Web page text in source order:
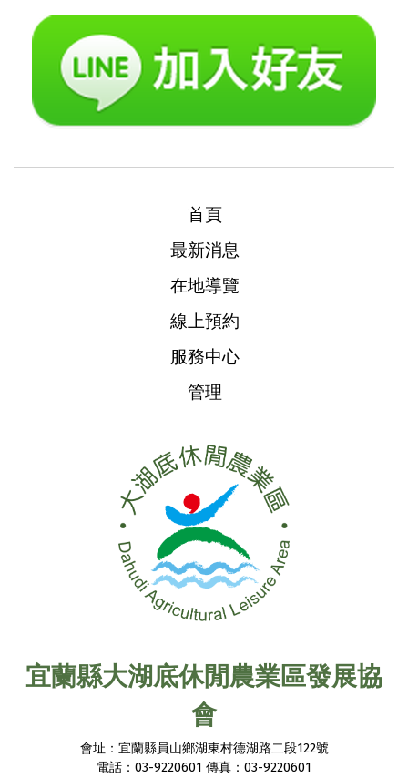
首頁
最新消息
在地導覽
線上預約
服務中心
管理
宜蘭縣大湖底休閒農業區發展協
會
會址：宜蘭縣員山鄉湖東村德湖路二段122號
電話：03-9220601 傳真：03-9220601